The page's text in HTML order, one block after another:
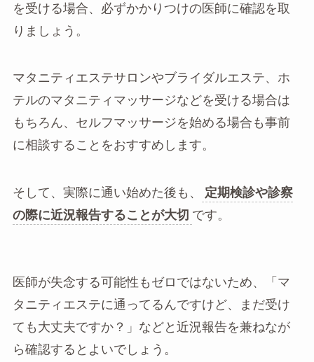
を受ける場合、必ずかかりつけの医師に確認を取
りましょう。
マタニティエステサロンやブライダルエステ、ホ
テルのマタニティマッサージなどを受ける場合は
もちろん、セルフマッサージを始める場合も事前
に相談することをおすすめします。
そして、実際に通い始めた後も、
定期検診や診察
の際に近況報告することが大切 です。
医師が失念する可能性もゼロではないため、「マ
タニティエステに通ってるんですけど、まだ受け
ても大丈夫ですか？」などと近況報告を兼ねなが
ら確認するとよいでしょう。